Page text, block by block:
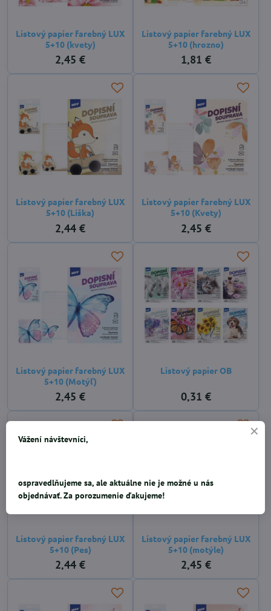
Listový papier farebný LUX
5+10 (kvety)
2,45 €
Listový papier farebný LUX
5+10 (hrozno)
1,81 €
Listový papier farebný LUX
5+10 (Líška)
2,44 €
Listový papier farebný LUX
5+10 (Kvety)
2,45 €
Listový papier farebný LUX
5+10 (Motýľ)
2,45 €
Listový papier OB
0,31 €
Listový papier farebný LUX
5+10 (Pes)
2,44 €
Listový papier farebný LUX
5+10 (motýle)
2,45 €
Vážení návštevníci,
ospravedlňujeme sa, ale aktuálne nie je možné u nás
objednávať. Za porozumenie ďakujeme!